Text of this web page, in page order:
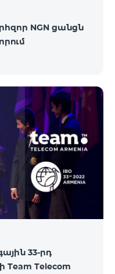
NGN ցանցն
33-րդ
Telecom